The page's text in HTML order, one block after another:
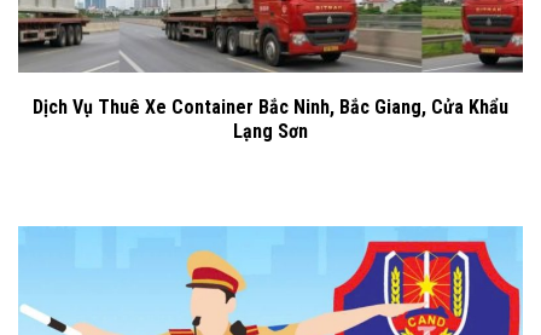
Dịch Vụ Thuê Xe Container Bắc Ninh, Bắc Giang, Cửa Khẩu
Lạng Sơn